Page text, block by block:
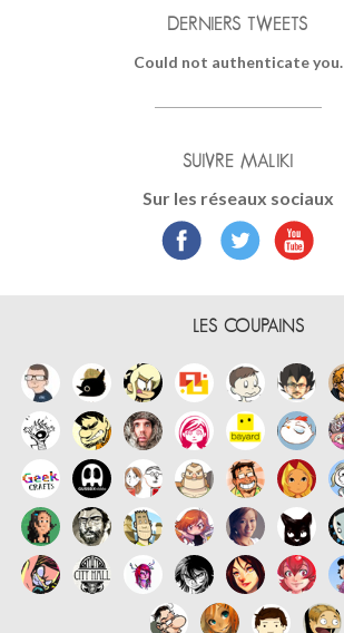
DERNIERS TWEETS
Could not authenticate you.
SUIVRE MALIKI
Sur les réseaux sociaux
LES COUPAINS